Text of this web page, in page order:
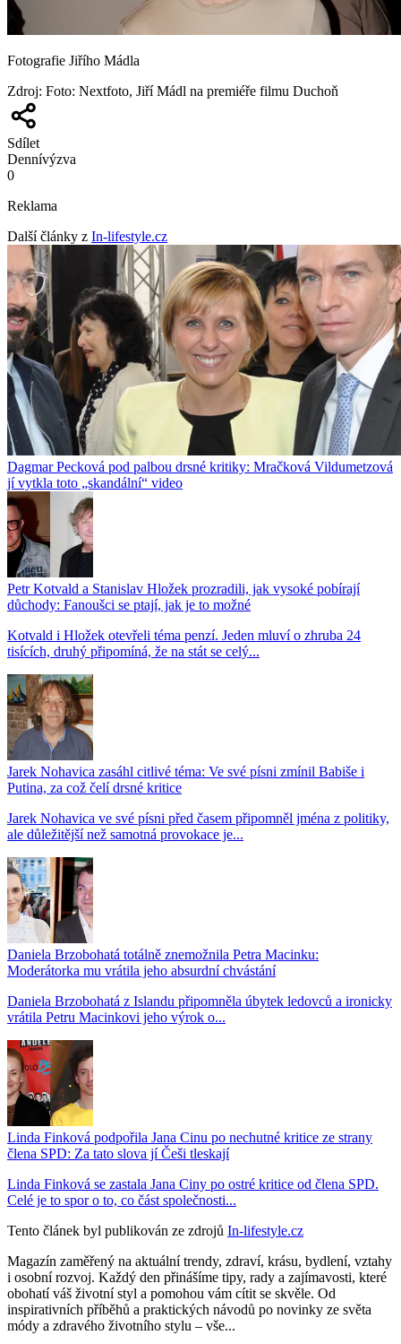
Fotografie Jiřího Mádla
Zdroj: Foto: Nextfoto, Jiří Mádl na premiéře filmu Duchoň
Sdílet
Dennívýzva
0
Reklama
Další články z In-lifestyle.cz
Dagmar Pecková pod palbou drsné kritiky: Mračková Vildumetzová
jí vytkla toto „skandální“ video
Petr Kotvald a Stanislav Hložek prozradili, jak vysoké pobírají
důchody: Fanoušci se ptají, jak je to možné
Kotvald i Hložek otevřeli téma penzí. Jeden mluví o zhruba 24
tisících, druhý připomíná, že na stát se celý...
Jarek Nohavica zasáhl citlivé téma: Ve své písni zmínil Babiše i
Putina, za což čelí drsné kritice
Jarek Nohavica ve své písni před časem připomněl jména z politiky,
ale důležitější než samotná provokace je...
Daniela Brzobohatá totálně znemožnila Petra Macinku:
Moderátorka mu vrátila jeho absurdní chvástání
Daniela Brzobohatá z Islandu připomněla úbytek ledovců a ironicky
vrátila Petru Macinkovi jeho výrok o...
Linda Finková podpořila Jana Cinu po nechutné kritice ze strany
člena SPD: Za tato slova jí Češi tleskají
Linda Finková se zastala Jana Ciny po ostré kritice od člena SPD.
Celé je to spor o to, co část společnosti...
Tento článek byl publikován ze zdrojů In-lifestyle.cz
Magazín zaměřený na aktuální trendy, zdraví, krásu, bydlení, vztahy
i osobní rozvoj. Každý den přinášíme tipy, rady a zajímavosti, které
obohatí váš životní styl a pomohou vám cítit se skvěle. Od
inspirativních příběhů a praktických návodů po novinky ze světa
módy a zdravého životního stylu – vše...